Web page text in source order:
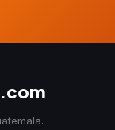
.com